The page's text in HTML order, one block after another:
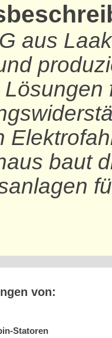
aus
baut
von:
Statoren